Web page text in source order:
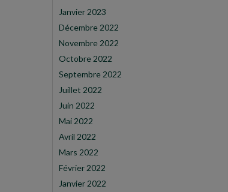
Janvier 2023
Décembre 2022
Novembre 2022
Octobre 2022
Septembre 2022
Juillet 2022
Juin 2022
Mai 2022
Avril 2022
Mars 2022
Février 2022
Janvier 2022